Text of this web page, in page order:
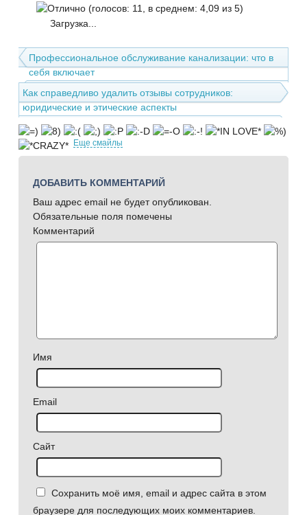
(голосов: 11, в среднем: 4,09 из 5)
Загрузка...
Профессиональное обслуживание канализации: что в
себя включает
Как справедливо удалить отзывы сотрудников:
юридические и этические аспекты
Еще смайлы
ДОБАВИТЬ КОММЕНТАРИЙ
Ваш адрес email не будет опубликован.
Обязательные поля помечены
Комментарий
Имя
Email
Сайт
Сохранить моё имя, email и адрес сайта в этом
браузере для последующих моих комментариев.